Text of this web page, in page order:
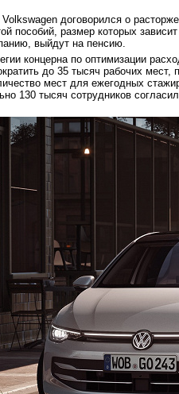
договорился о
пособий, размер которых
выйдут на пенсию.
концерна по оптимизации
до 35 тысяч рабочих
мест для ежегодных
130 тысяч сотрудников